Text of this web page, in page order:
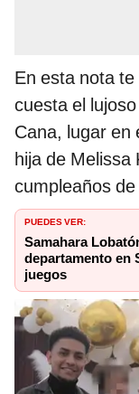
En esta nota
cuesta el
Cana, lugar en
hija de Melissa
cumpleaños
PUEDES VER:
Samahara
departamento en
juegos